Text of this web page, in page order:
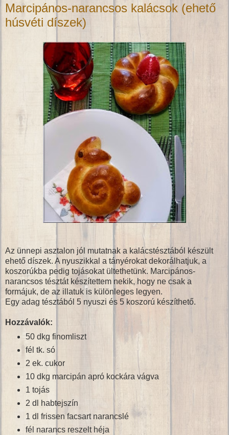
Marcipános-narancsos kalácsok (ehető
húsvéti díszek)
Az ünnepi asztalon jól mutatnak a kalácstésztából készült
ehető díszek. A nyuszikkal a tányérokat dekorálhatjuk, a
koszorúkba pedig tojásokat ültethetünk. Marcipános-
narancsos tésztát készítettem nekik, hogy ne csak a
formájuk, de az illatuk is különleges legyen.
Egy adag tésztából 5 nyuszi és 5 koszorú készíthető.
Hozzávalók:
50 dkg finomliszt
fél tk. só
2 ek. cukor
10 dkg marcipán apró kockára vágva
1 tojás
2 dl habtejszín
1 dl frissen facsart narancslé
fél narancs reszelt héja